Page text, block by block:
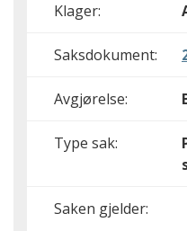
Klager:
Saksdokument:
Avgjørelse:
Type sak:
Saken gjelder: